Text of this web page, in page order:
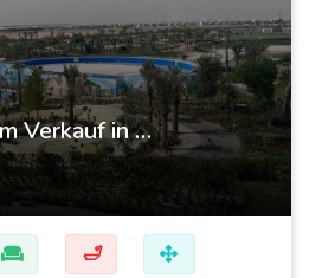
Reihenhäuser zum Verkauf in Dubai im „Violet Cluster“-Komplex in Damac Hills 2
🛁